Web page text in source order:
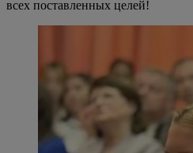
всех поставленных целей!